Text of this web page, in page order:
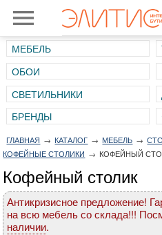
МЕБЕЛЬ
ОБОИ
СВЕТИЛЬНИКИ
ГЛАВНАЯ → КАТАЛОГ → МЕБЕЛЬ →
КОФЕЙНЫЕ СТОЛИКИ → КОФЕЙНЫЙ
Кофейный столик
Антикризисное предложение!
на всю мебель со склада!!!
наличии.